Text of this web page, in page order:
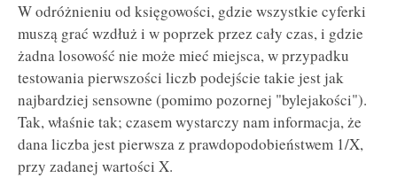
W odróżnieniu od księgowości, gdzie wszystkie cyferki
muszą grać wzdłuż i w poprzek przez cały czas, i gdzie
żadna losowość nie może mieć miejsca, w przypadku
testowania pierwszości liczb podejście takie jest jak
najbardziej sensowne (pomimo pozornej "bylejakości").
Tak, właśnie tak; czasem wystarczy nam informacja, że
dana liczba jest pierwsza z prawdopodobieństwem 1/X,
przy zadanej wartości X.